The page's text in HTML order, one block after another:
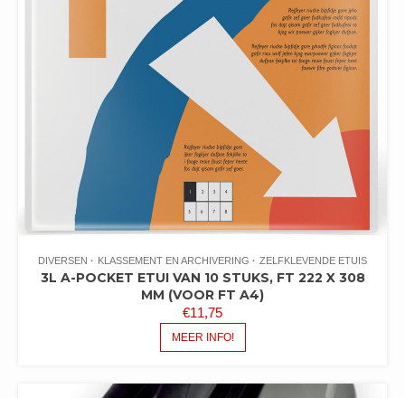
DIVERSEN KLASSEMENT EN ARCHIVERING ZELFKLEVENDE ETUIS
3L A-POCKET ETUI VAN 10 STUKS, FT 222 X 308
MM (VOOR FT A4)
€11,75
MEER INFO!